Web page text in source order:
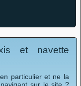
et navette
particulier et ne la